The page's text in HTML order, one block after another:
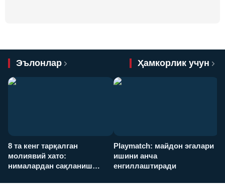
Эълонлар Ҳамкорлик учун
8 та кенг тарқалган
молиявий хато:
нималардан сақланиш
Playmatch: майдон эгалари
ишини анча
енгиллаштиради